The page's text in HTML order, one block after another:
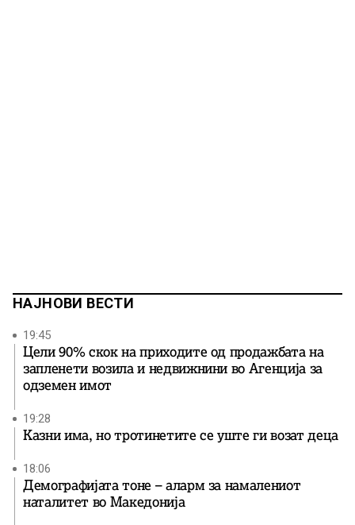
НАЈНОВИ ВЕСТИ
19:45
Цели 90% скок на приходите од продажбата на
запленети возила и недвижнини во Агенција за
одземен имот
19:28
Казни има, но тротинетите се уште ги возат деца
18:06
Демографијата тоне – аларм за намалениот
наталитет во Македонија